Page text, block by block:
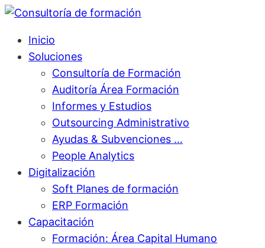
Inicio
Soluciones
Consultoría de Formación
Auditoría Área Formación
Informes y Estudios
Outsourcing Administrativo
Ayudas & Subvenciones …
People Analytics
Digitalización
Soft Planes de formación
ERP Formación
Capacitación
Formación: Área Capital Humano